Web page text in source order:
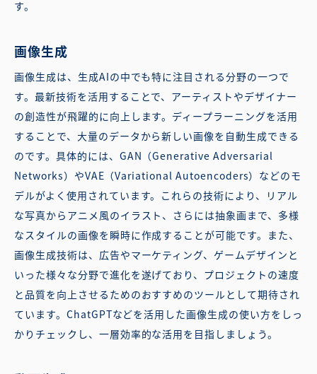
す。
画像生成
画像生成は、生成AIの中でも特に注目される分野の一つで
す。最新技術を活用することで、アーティストやデザイナー
の創造性が飛躍的に向上します。ディープラーニングを活用
することで、大量のデータから新しい画像を自動生成できる
のです。具体的には、GAN（Generative Adversarial
Networks）やVAE（Variational Autoencoders）などのモ
デルがよく使用されています。これらの技術により、リアル
な写真からアニメ風のイラスト、さらには抽象画まで、多様
なスタイルの画像を瞬時に作成することが可能です。また、
画像生成技術は、広告やマーケティング、ゲームデザインと
いった様々な分野で進化を遂げており、プロジェクトの速度
と品質を向上させるためのおすすめのツールとして期待され
ています。ChatGPTなどを活用した画像生成の使い方をしっ
かりチェックし、一層効率的な活用を目指しましょう。